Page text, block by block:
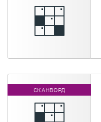
СКАНВОРД